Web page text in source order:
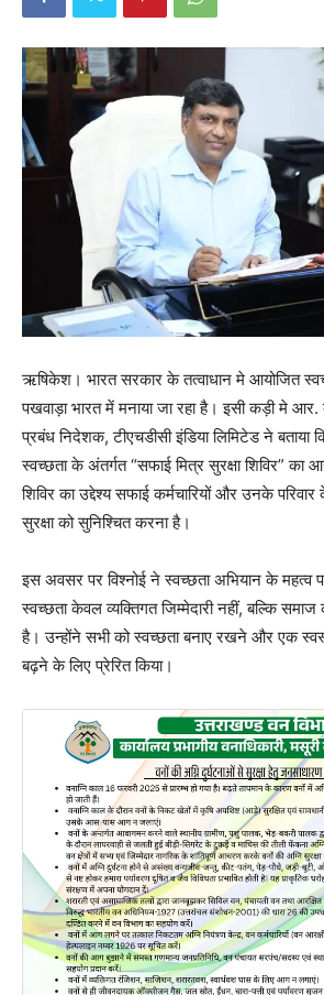
ऋषिकेश। भारत सरकार के तत्वाधान मे आयोजित
पखवाड़ा भारत में मनाया जा रहा है। इसी कड़ी मे आर.
प्रबंध निदेशक, टीएचडीसी इंडिया लिमिटेड ने बताया
स्वच्छता के अंतर्गत “सफाई मित्र सुरक्षा शिविर” का
शिविर का उद्देश्य सफाई कर्मचारियों और उनके
सुरक्षा को सुनिश्चित करना है।
इस अवसर पर विश्नोई ने स्वच्छता अभियान के महत्व
स्वच्छता केवल व्यक्तिगत जिम्मेदारी नहीं, बल्कि
है। उन्होंने सभी को स्वच्छता बनाए रखने और एक
बढ़ने के लिए प्रेरित किया।